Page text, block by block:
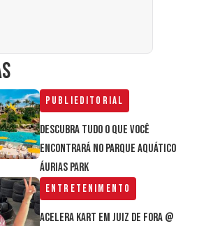
Publieditorial
Descubra tudo o que você
encontrará no parque aquático
Áurias Park
Entretenimento
Acelera Kart em Juiz de Fora @